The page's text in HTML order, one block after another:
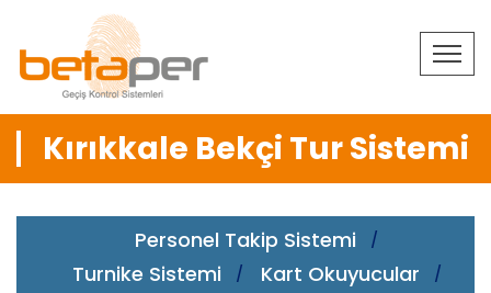
Kırıkkale Bekçi Tur Sistemi
Personel Takip Sistemi
Turnike Sistemi
Kart Okuyucular